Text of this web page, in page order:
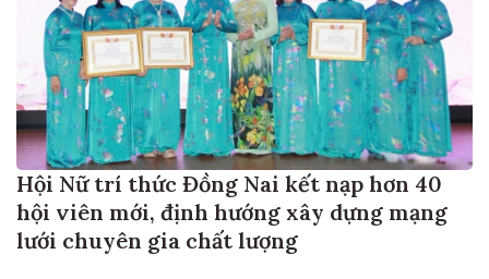
Hội Nữ trí thức Đồng Nai kết nạp hơn 40
hội viên mới, định hướng xây dựng mạng
lưới chuyên gia chất lượng